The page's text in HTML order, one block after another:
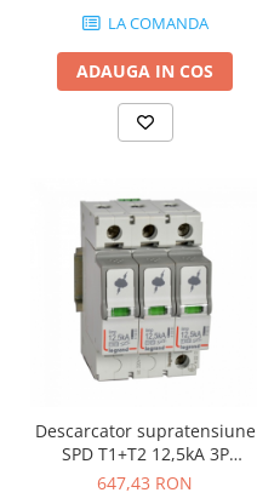
LA COMANDA
ADAUGA IN COS
Descarcator supratensiune
SPD T1+T2 12,5kA 3P
Legrand 412272
647,43 RON